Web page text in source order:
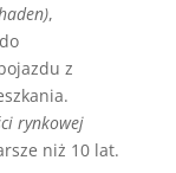
,
z
rynkowej
niż 10 lat.